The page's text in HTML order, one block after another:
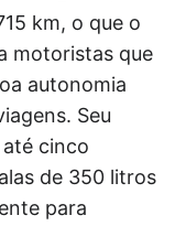
km, o que o
motoristas que
autonomia
Seu
cinco
de 350 litros
para